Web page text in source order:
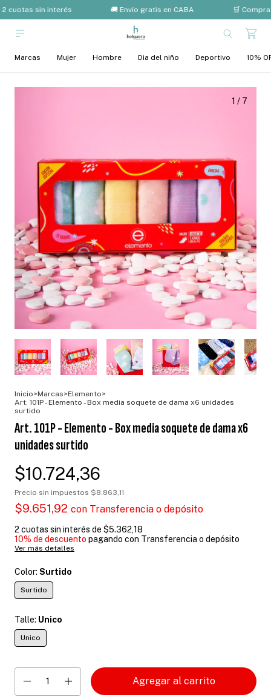
cuotas sin interés 🚚 Envío gratis en CABA 🛒
Marcas Mujer Hombre Dia del niño Deportivo 10%
1 / 7
Inicio>Marcas>Elemento>
Art. 101P - Elemento - Box media soquete de dama x6 unidades
surtido
Art. 101P - Elemento - Box media soquete de dama x6
unidades surtido
$10.724,36
Precio sin impuestos $8.863,11
$9.651,92 con Transferencia o depósito
2 cuotas sin interés de $5.362,18
10% de descuento pagando con Transferencia o depósito
Ver más detalles
Color: Surtido
Surtido
Talle: Unico
Unico